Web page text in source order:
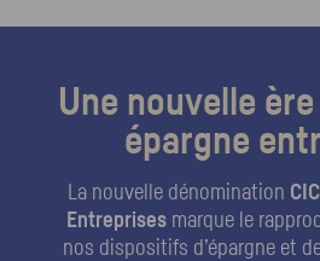
Une nouvelle
épargne
La nouvelle dénomination CIC
Entreprises marque le
nos dispositifs d’épargne et